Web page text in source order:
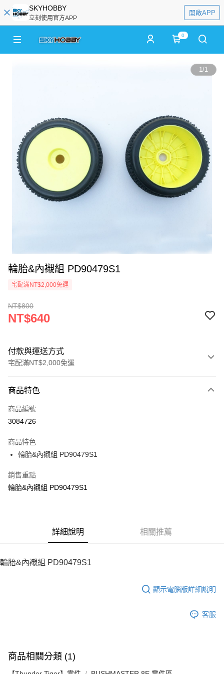
SKYHOBBY
立刻使用官方APP
開啟APP
0
1/1
輪胎&內襯組 PD90479S1
宅配滿NT$2,000免運
NT$800
NT$640
付款與運送方式
宅配滿NT$2,000免運
信用卡一次付款
LINE Pay
街口支付
悠遊付
ATM付款
每筆NT$100，滿NT$2,000(含以上)免運費
商品特色
商品編號
3084726
商品特色
輪胎&內襯組 PD90479S1
銷售重點
輪胎&內襯組 PD90479S1
詳細說明 相關推薦
輪胎&內襯組 PD90479S1
顯示電腦版詳細說明
客服
商品相關分類 (1)